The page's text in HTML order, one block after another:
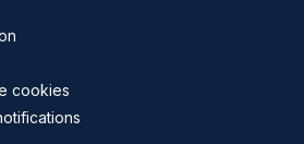
cookies